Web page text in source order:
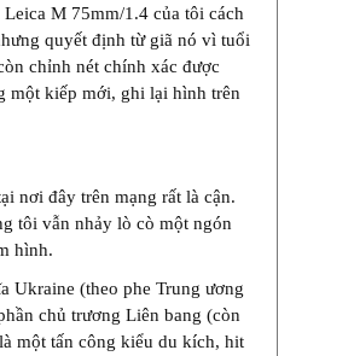
M 75mm/1.4 của tôi cách
quyết định từ giã nó vì tuổi
chỉnh nét chính xác được
một kiếp mới, ghi lại hình trên
nơi đây trên mạng rất là cận.
tôi vẫn nhảy lò cò một ngón
hình.
Ukraine (theo phe Trung ương
chủ trương Liên bang (còn
một tấn công kiểu du kích, hit